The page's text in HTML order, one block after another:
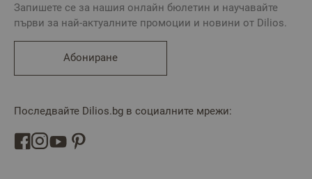
Запишете се за нашия онлайн бюлетин и научавайте
първи за най-актуалните промоции и новини от Dilios.
Абониране
Последвайте Dilios.bg в социалните мрежи: